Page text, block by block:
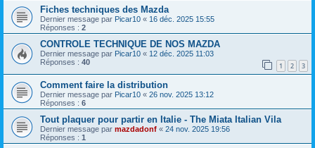
Fiches techniques des Mazda
Dernier message par Picar10 « 16 déc. 2025 15:55
Réponses : 2
CONTROLE TECHNIQUE DE NOS MAZDA
Dernier message par Picar10 « 12 déc. 2025 11:03
Réponses : 40 1 2 3
Comment faire la distribution
Dernier message par Picar10 « 26 nov. 2025 13:12
Réponses : 6
Tout plaquer pour partir en Italie - The Miata Italian Vila
Dernier message par mazdadonf « 24 nov. 2025 19:56
Réponses : 1